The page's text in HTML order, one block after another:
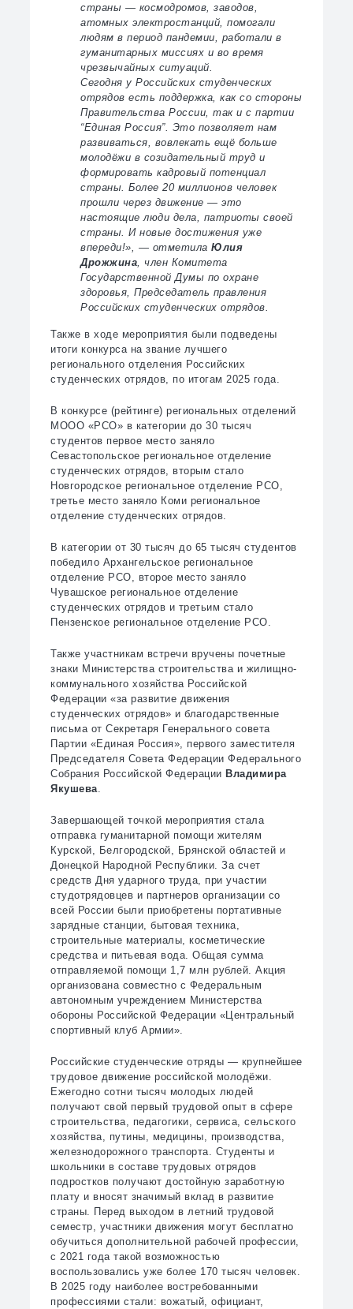
страны — космодромов, заводов,
атомных электростанций, помогали
людям в период пандемии, работали в
гуманитарных миссиях и во время
чрезвычайных ситуаций.
Сегодня у Российских студенческих
отрядов есть поддержка, как со стороны
Правительства России, так и с партии
“Единая Россия”. Это позволяет нам
развиваться, вовлекать ещё больше
молодёжи в созидательный труд и
формировать кадровый потенциал
страны. Более 20 миллионов человек
прошли через движение — это
настоящие люди дела, патриоты своей
страны. И новые достижения уже
впереди!», — отметилаЮлия
Дрожжина, член Комитета
Государственной Думы по охране
здоровья, Председатель правления
Российских студенческих отрядов.
Также в ходе мероприятия были подведены
итоги конкурса на звание лучшего
регионального отделения Российских
студенческих отрядов, по итогам 2025 года.
В конкурсе (рейтинге) региональных отделений
МООО «РСО» в категории до 30 тысяч
студентов первое место заняло
Севастопольское региональное отделение
студенческих отрядов, вторым стало
Новгородское региональное отделение РСО,
третье место заняло Коми региональное
отделение студенческих отрядов.
В категории от 30 тысяч до 65 тысяч студентов
победило Архангельское региональное
отделение РСО, второе место заняло
Чувашское региональное отделение
студенческих отрядов и третьим стало
Пензенское региональное отделение РСО.
Также участникам встречи вручены почетные
знаки Министерства строительства и жилищно-
коммунального хозяйства Российской
Федерации «за развитие движения
студенческих отрядов» и благодарственные
письма от Секретаря Генерального совета
Партии «Единая Россия», первого заместителя
Председателя Совета Федерации Федерального
Собрания Российской Федерации Владимира
Якушева.
Завершающей точкой мероприятия стала
отправка гуманитарной помощи жителям
Курской, Белгородской, Брянской областей и
Донецкой Народной Республики. За счет
средств Дня ударного труда, при участии
студотрядовцев и партнеров организации со
всей России были приобретены портативные
зарядные станции, бытовая техника,
строительные материалы, косметические
средства и питьевая вода. Общая сумма
отправляемой помощи 1,7 млн рублей. Акция
организована совместно с Федеральным
автономным учреждением Министерства
обороны Российской Федерации «Центральный
спортивный клуб Армии».
Российские студенческие отряды — крупнейшее
трудовое движение российской молодёжи.
Ежегодно сотни тысяч молодых людей
получают свой первый трудовой опыт в сфере
строительства, педагогики, сервиса, сельского
хозяйства, путины, медицины, производства,
железнодорожного транспорта. Студенты и
школьники в составе трудовых отрядов
подростков получают достойную заработную
плату и вносят значимый вклад в развитие
страны. Перед выходом в летний трудовой
семестр, участники движения могут бесплатно
обучиться дополнительной рабочей профессии,
с 2021 года такой возможностью
воспользовались уже более 170 тысяч человек.
В 2025 году наиболее востребованными
профессиями стали: вожатый, официант,